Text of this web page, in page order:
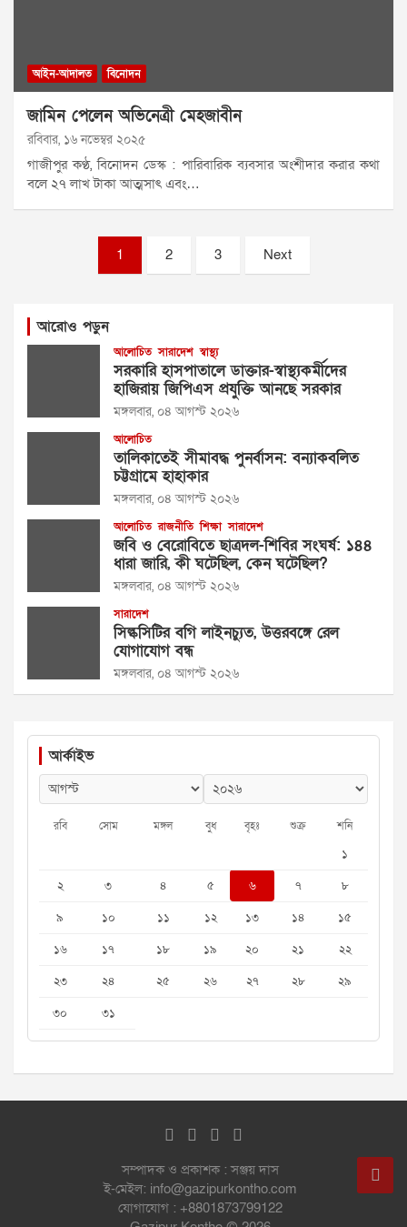
আইন-আদালত বিনোদন
জামিন পেলেন অভিনেত্রী মেহজাবীন
রবিবার, ১৬ নভেম্বর ২০২৫
গাজীপুর কণ্ঠ, বিনোদন ডেস্ক : পারিবারিক ব্যবসার অংশীদার করার কথা
বলে ২৭ লাখ টাকা আত্মসাৎ এবং…
pagination
1 2 3 Next
আরোও পড়ুন
আলোচিত সারাদেশ স্বাস্থ্য
সরকারি হাসপাতালে ডাক্তার-স্বাস্থ্যকর্মীদের
হাজিরায় জিপিএস প্রযুক্তি আনছে সরকার
মঙ্গলবার, ০৪ আগস্ট ২০২৬
আলোচিত
তালিকাতেই সীমাবদ্ধ পুনর্বাসন: বন্যাকবলিত
চট্টগ্রামে হাহাকার
মঙ্গলবার, ০৪ আগস্ট ২০২৬
আলোচিত রাজনীতি শিক্ষা সারাদেশ
জবি ও বেরোবিতে ছাত্রদল-শিবির সংঘর্ষ: ১৪৪
ধারা জারি, কী ঘটেছিল, কেন ঘটেছিল?
মঙ্গলবার, ০৪ আগস্ট ২০২৬
সারাদেশ
সিল্কসিটির বগি লাইনচ্যুত, উত্তরবঙ্গে রেল
যোগাযোগ বন্ধ
মঙ্গলবার, ০৪ আগস্ট ২০২৬
আর্কাইভ
রবি সোম মঙ্গল বুধ বৃহঃ শুক্র শনি
১
২
৩ ৪ ৫ ৬ ৭
৮
৯
১০ ১১ ১২ ১৩ ১৪
১৫
১৬
১৭ ১৮ ১৯ ২০ ২১
২২
২৩
২৪ ২৫ ২৬ ২৭ ২৮
২৯
৩০
৩১
সম্পাদক ও প্রকাশক : সঞ্জয় দাস
ই-মেইল: info@gazipurkontho.com
যোগাযোগ : +8801873799122